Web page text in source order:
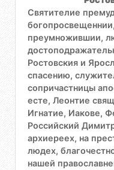
Святителие
преумножившии,
Ростовския и
спасению,
сопричастницы
есте, Леонтие
Игнатие, Иакове,
Российский
архиереех, на
людех,
нашей